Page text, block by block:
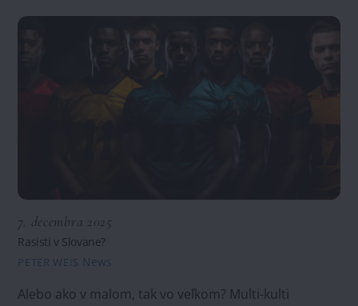
7. decembra 2025
Rasisti v Slovane?
PETER WEIS News
Alebo ako v malom, tak vo veľkom? Multi-kulti